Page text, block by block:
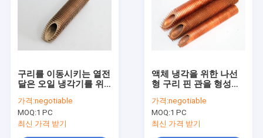
구리를 이동시키는 열전
달은 오일 냉각기를 위
어냈습니다
가격:negotiable
MOQ:1 PC
최신 가격 받기
액체 냉각을 위한 나선
형 구리 핀 관을 형성하
시켜 회전하세요
가격:negotiable
MOQ:1 PC
최신 가격 받기